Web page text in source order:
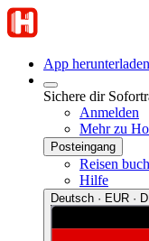
App herunterladen
Sichere dir
Anmelden
Mehr zu
Posteingang
Reisen
Hilfe
Deutsch · EUR ·